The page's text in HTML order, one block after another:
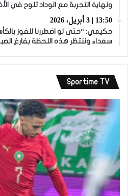
ونهاية التجربة مع الوداد تلوح في
13:50 | 3 أبريل، 2026
حكيمي: “حتى لو اضطررنا للفوز
سعداء وننتظر هذه اللحظة بفارغ
Sportime TV